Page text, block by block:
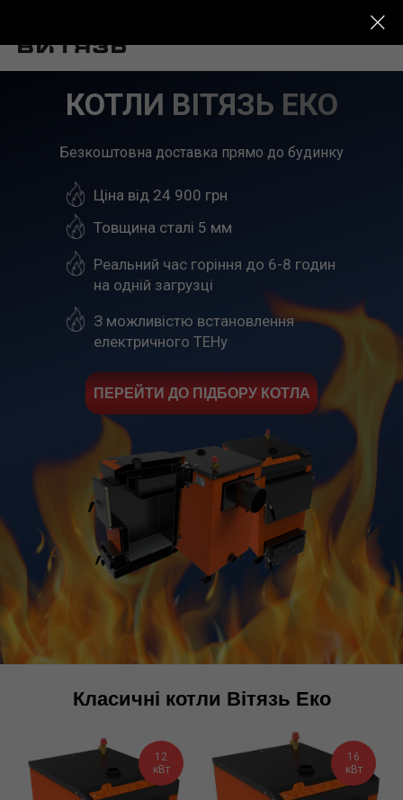
Реальний час горіння до 6-8 годин
на одній загрузці
Безкоштовна доставка прямо до будинку
Ціна від 24 900 грн
Товщина сталі 5 мм
З можливістю встановлення
електричного ТЕНу
КОТЛИ ВІТЯЗЬ ЕКО
ПЕРЕЙТИ ДО ПІДБОРУ КОТЛА
Класичні котли Вітязь Еко
12
кВт
16
кВт